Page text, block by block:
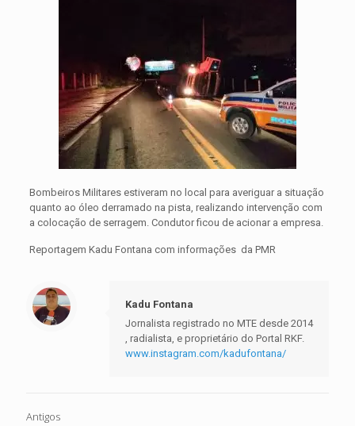
Bombeiros Militares estiveram no local para averiguar a situação
quanto ao óleo derramado na pista, realizando intervenção com
a colocação de serragem. Condutor ficou de acionar a empresa.
Reportagem Kadu Fontana com informações da PMR
Kadu Fontana
Jornalista registrado no MTE desde 2014
, radialista, e proprietário do Portal RKF.
www.instagram.com/kadufontana/
Antigos